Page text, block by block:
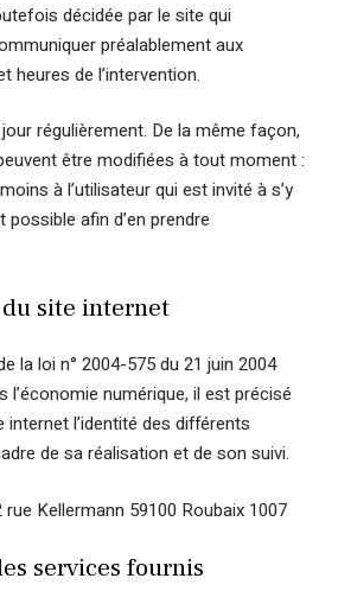
décidée par le site qui
préalablement aux
heures de l’intervention.
régulièrement. De la même façon,
être modifiées à tout moment :
à l’utilisateur qui est invité à s’y
afin d’en prendre
site internet
la loi n° 2004-575 du 21 juin 2004
l’économie numérique, il est précisé
l’identité des différents
de sa réalisation et de son suivi.
rue Kellermann 59100 Roubaix 1007
services fournis